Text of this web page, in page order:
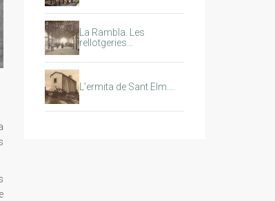
La Rambla. Les
rellotgeries…
L’ermita de Sant Elm.…